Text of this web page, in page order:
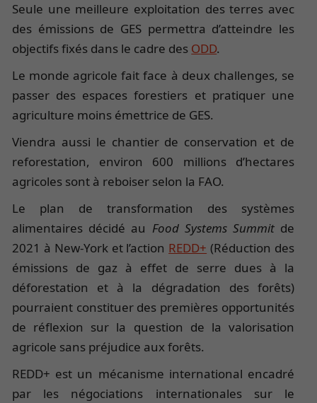
Seule une meilleure exploitation des terres avec
des émissions de GES permettra d’atteindre les
objectifs fixés dans le cadre des ODD.
Le monde agricole fait face à deux challenges, se
passer des espaces forestiers et pratiquer une
agriculture moins émettrice de GES.
Viendra aussi le chantier de conservation et de
reforestation, environ 600 millions d’hectares
agricoles sont à reboiser selon la FAO.
Le plan de transformation des systèmes
alimentaires décidé au Food Systems Summitde
2021 à New-York et l’action REDD+ (Réduction des
émissions de gaz à effet de serre dues à la
déforestation et à la dégradation des forêts)
pourraient constituer des premières opportunités
de réflexion sur la question de la valorisation
agricole sans préjudice aux forêts.
REDD+ est un mécanisme international encadré
par les négociations internationales sur le